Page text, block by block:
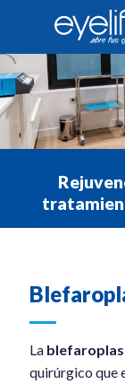
content
La
quirúrgico que